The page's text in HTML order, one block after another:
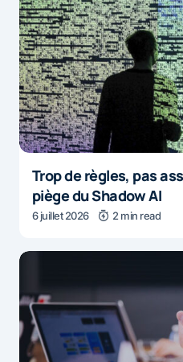
Trop de règles, pas
piège du Shadow AI
6 juillet 2026 2 min read